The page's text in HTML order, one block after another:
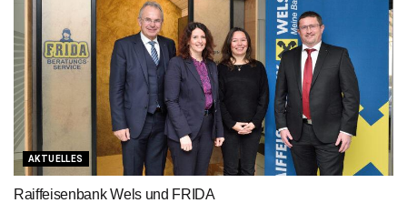
AKTUELLES
Raiffeisenbank Wels und FRIDA